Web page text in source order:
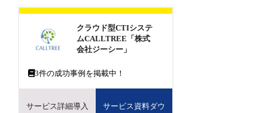
クラウド型CTIシステ
ムCALLTREE「株式
会社ジーシー」
3件の成功事例を掲載中！
サービス詳細導入
サービス資料ダウ